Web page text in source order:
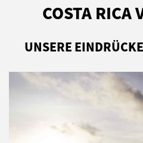
COSTA RICA
UNSERE